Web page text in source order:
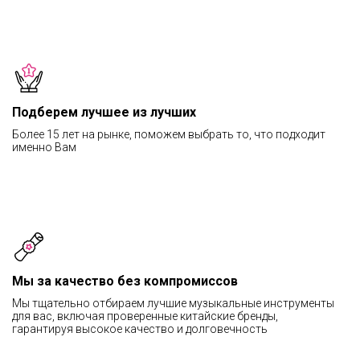
Подберем лучшее из лучших
Более 15 лет на рынке, поможем выбрать то, что подходит
именно Вам
Мы за качество без компромиссов
Мы тщательно отбираем лучшие музыкальные инструменты
для вас, включая проверенные китайские бренды,
гарантируя высокое качество и долговечность